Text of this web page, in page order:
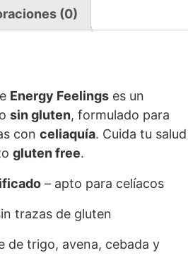
(0)
Energy Feelings es un
sin gluten, formulado para
con celiaquía. Cuida tu salud
gluten free.
– apto para celíacos
trazas de gluten
de trigo, avena, cebada y